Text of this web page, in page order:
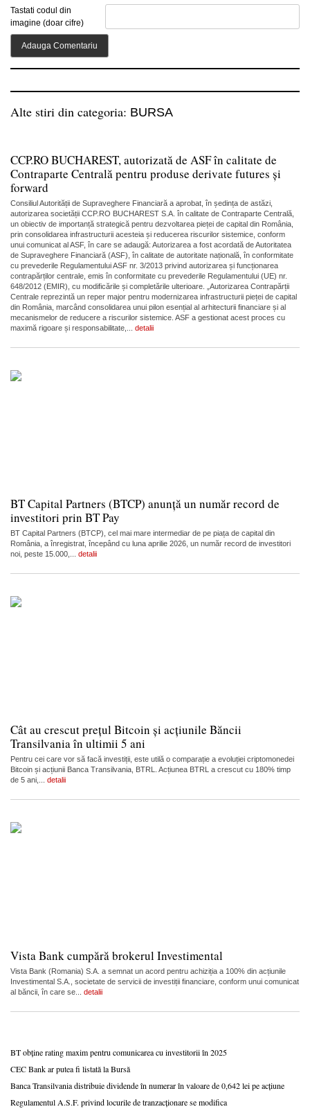
Tastati codul din
imagine (doar cifre)
Alte stiri din categoria: BURSA
CCP.RO BUCHAREST, autorizată de ASF în calitate de
Contraparte Centrală pentru produse derivate futures și
forward
Consiliul Autorității de Supraveghere Financiară a aprobat, în ședința de astăzi,
autorizarea societății CCP.RO BUCHAREST S.A. în calitate de Contraparte Centrală,
un obiectiv de importanță strategică pentru dezvoltarea pieței de capital din România,
prin consolidarea infrastructurii acesteia și reducerea riscurilor sistemice, conform
unui comunicat al ASF, în care se adaugă: Autorizarea a fost acordată de Autoritatea
de Supraveghere Financiară (ASF), în calitate de autoritate națională, în conformitate
cu prevederile Regulamentului ASF nr. 3/2013 privind autorizarea și funcționarea
contrapărților centrale, emis în conformitate cu prevederile Regulamentului (UE) nr.
648/2012 (EMIR), cu modificările și completările ulterioare. „Autorizarea Contrapărții
Centrale reprezintă un reper major pentru modernizarea infrastructurii pieței de capital
din România, marcând consolidarea unui pilon esențial al arhitecturii financiare și al
mecanismelor de reducere a riscurilor sistemice. ASF a gestionat acest proces cu
maximă rigoare și responsabilitate,... detalii
BT Capital Partners (BTCP) anunță un număr record de
investitori prin BT Pay
BT Capital Partners (BTCP), cel mai mare intermediar de pe piața de capital din
România, a înregistrat, începând cu luna aprilie 2026, un număr record de investitori
noi, peste 15.000,... detalii
Cât au crescut prețul Bitcoin și acțiunile Băncii
Transilvania în ultimii 5 ani
Pentru cei care vor să facă investiții, este utilă o comparație a evoluției criptomonedei
Bitcoin și acțiunii Banca Transilvania, BTRL. Acțiunea BTRL a crescut cu 180% timp
de 5 ani,... detalii
Vista Bank cumpără brokerul Investimental
Vista Bank (Romania) S.A. a semnat un acord pentru achiziția a 100% din acțiunile
Investimental S.A., societate de servicii de investiții financiare, conform unui comunicat
al băncii, în care se... detalii
BT obține rating maxim pentru comunicarea cu investitorii în 2025
CEC Bank ar putea fi listată la Bursă
Banca Transilvania distribuie dividende în numerar în valoare de 0,642 lei pe acțiune
Regulamentul A.S.F. privind locurile de tranzacționare se modifica